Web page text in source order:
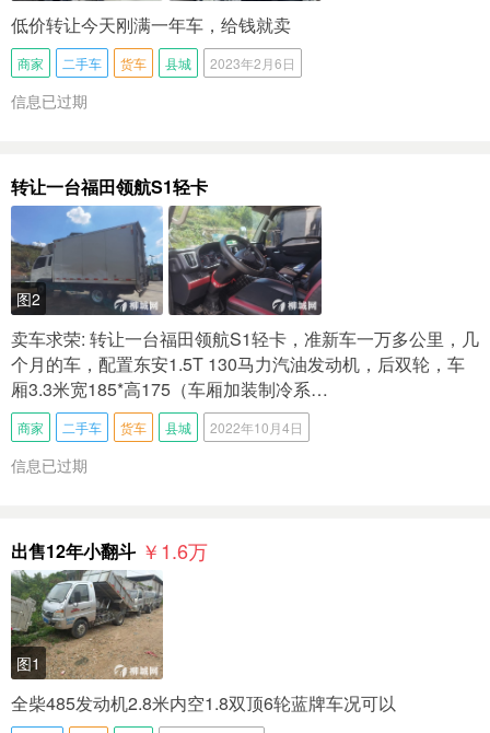
低价转让今天刚满一年车，给钱就卖
商家 二手车 货车 县城 2023年2月6日
信息已过期
转让一台福田领航S1轻卡
图2
卖车求荣: 转让一台福田领航S1轻卡，准新车一万多公里，几
个月的车，配置东安1.5T 130马力汽油发动机，后双轮，车
厢3.3米宽185*高175（车厢加装制冷系…
商家 二手车 货车 县城 2022年10月4日
信息已过期
出售12年小翻斗 ￥1.6万
图1
全柴485发动机2.8米内空1.8双顶6轮蓝牌车况可以